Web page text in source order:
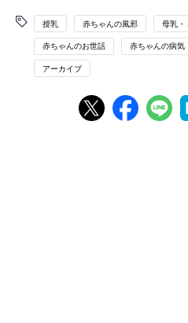
「母乳だけの育児でも、頻回授乳
導のもとで、母乳分泌が異常に増
が増えているよう」と、橋本先生
赤ちゃんの胃は大人の胃の
っすぐなのが特徴
授乳 赤ちゃんの風邪 母乳・
赤ちゃんのお世話 赤ちゃんの病気
アーカイブ